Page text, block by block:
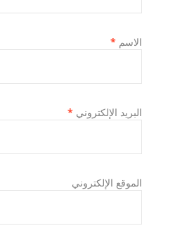
الاسم *
البريد الإلكتروني *
الموقع الإلكتروني